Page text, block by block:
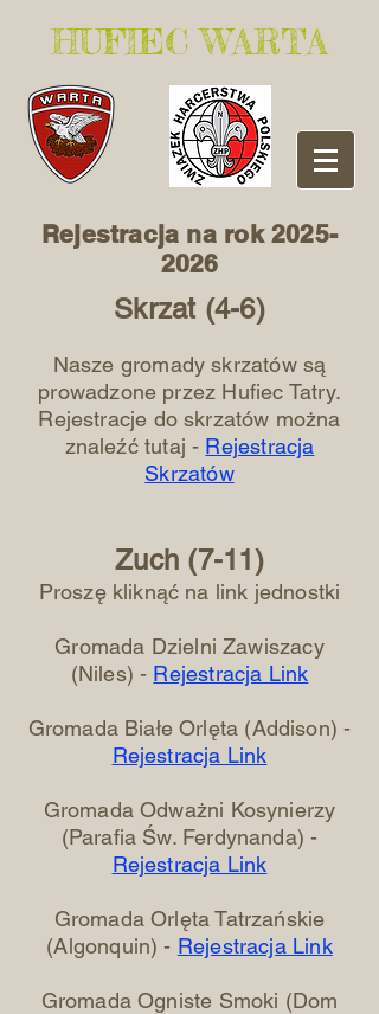
​HUFIEC WARTA
Rejestracja na rok 2025-
2026
Skrzat (4-6)
Nasze gromady skrzatów są
prowadzone przez Hufiec Tatry.
Rejestracje do skrzatów można
znaleźć tutaj - Rejestracja
Skrzatów
Zuch (7-11)
Proszę kliknąć na link jednostki
Gromada Dzielni Zawiszacy
(Niles) - Rejestracja Link
Gromada Białe Orlęta (Addison) -
Rejestracja Link
Gromada Odważni Kosynierzy
(Parafia Św. Ferdynanda) -
Rejestracja Link
Gromada Orlęta Tatrzańskie
(Algonquin) - Rejestracja Link
Gromada Ogniste Smoki (Dom